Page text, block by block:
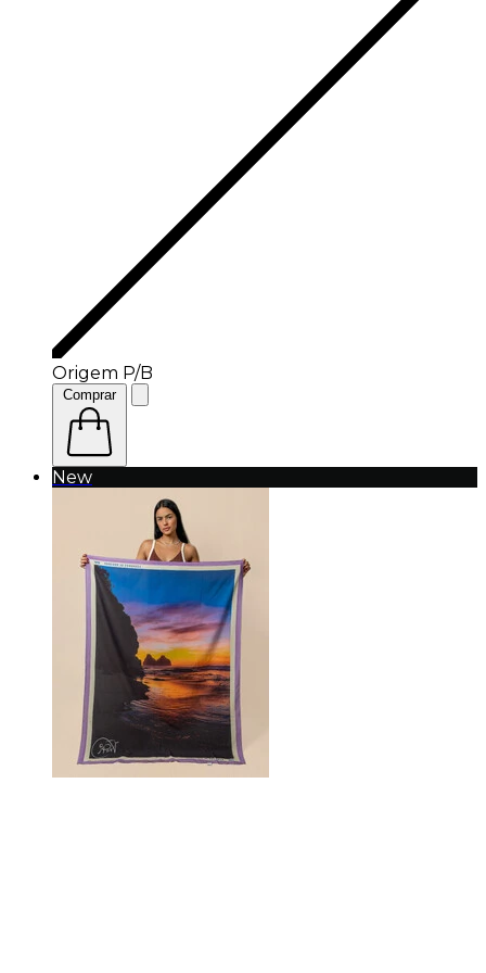
Origem P/B
Comprar